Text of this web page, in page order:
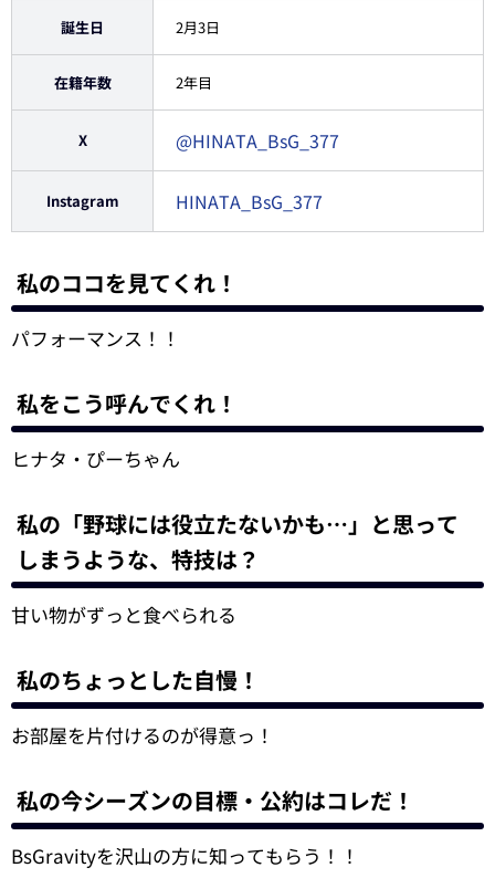
誕生日 2月3日
在籍年数 2年目
X @HINATA_BsG_377
Instagram HINATA_BsG_377
私のココを見てくれ！
パフォーマンス！！
私をこう呼んでくれ！
ヒナタ・ぴーちゃん
私の「野球には役立たないかも…」と思って
しまうような、特技は？
甘い物がずっと食べられる
私のちょっとした自慢！
お部屋を片付けるのが得意っ！
私の今シーズンの目標・公約はコレだ！
BsGravityを沢山の方に知ってもらう！！